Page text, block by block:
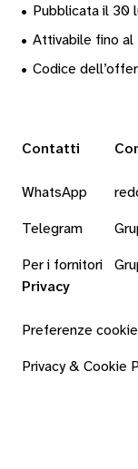
• Pubblicata il 30
• Attivabile fino
• Codice
Contatti
WhatsApp
Telegram
Per i fornitori
Privacy
Preferenze cookie
Privacy & Cookie